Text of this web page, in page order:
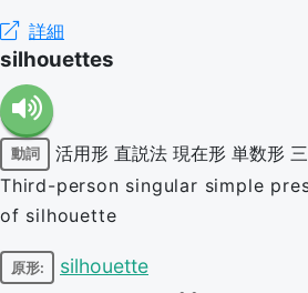
詳細
silhouettes
動詞 活用形 直説法 現在形 単数形
Third-person singular simple
of silhouette
原形: silhouette